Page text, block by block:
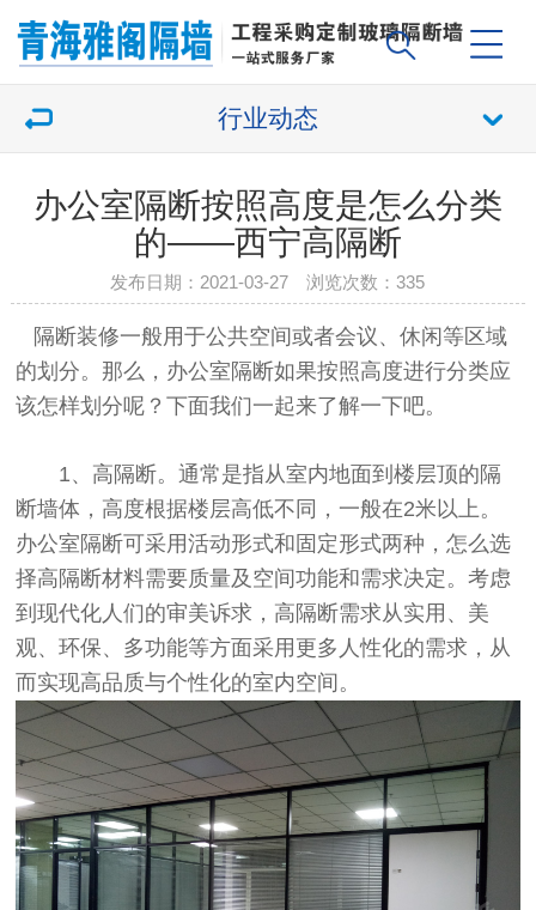
行业动态
办公室隔断按照高度是怎么分类
的——西宁高隔断
发布日期：2021-03-27 浏览次数：335
隔断装修一般用于公共空间或者会议、休闲等区域
的划分。那么，办公室隔断如果按照高度进行分类应
该怎样划分呢？下面我们一起来了解一下吧。
1、高隔断。通常是指从室内地面到楼层顶的隔
断墙体，高度根据楼层高低不同，一般在2米以上。
办公室隔断可采用活动形式和固定形式两种，怎么选
择高隔断材料需要质量及空间功能和需求决定。考虑
到现代化人们的审美诉求，高隔断需求从实用、美
观、环保、多功能等方面采用更多人性化的需求，从
而实现高品质与个性化的室内空间。